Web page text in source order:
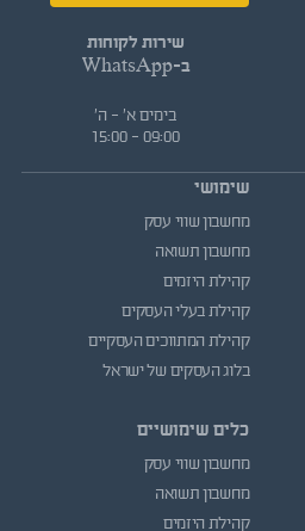
שירות לקוחות
ב-WhatsApp
בימים א' - ה'
09:00 - 15:00
שימושי
מחשבון שווי עסק
מחשבון תשואה
קהילת היזמים
קהילת בעלי העסקים
קהילת המתווכים העסקיים
בלוג העסקים של ישראל
כלים שימושיים
מחשבון שווי עסק
מחשבון תשואה
קהילת היזמים